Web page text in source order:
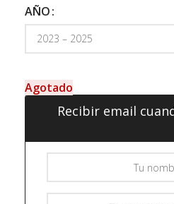
AÑO
Agotado
Recibir email